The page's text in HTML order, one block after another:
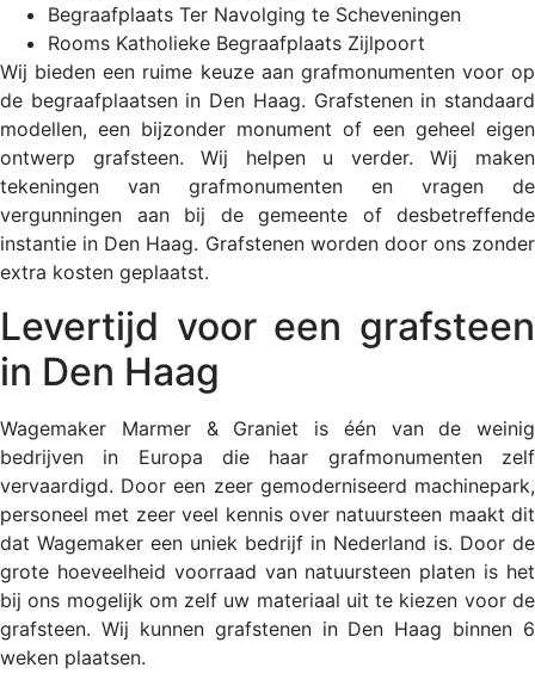
Begraafplaats Ter Navolging te Scheveningen
Rooms Katholieke Begraafplaats Zijlpoort
Wij bieden een ruime keuze aan grafmonumenten voor op
de begraafplaatsen in Den Haag. Grafstenen in standaard
modellen, een bijzonder monument of een geheel eigen
ontwerp grafsteen. Wij helpen u verder. Wij maken
tekeningen van grafmonumenten en vragen de
vergunningen aan bij de gemeente of desbetreffende
instantie in Den Haag. Grafstenen worden door ons zonder
extra kosten geplaatst.
Levertijd voor een grafsteen
in Den Haag
Wagemaker Marmer & Graniet is één van de weinig
bedrijven in Europa die haar grafmonumenten zelf
vervaardigd. Door een zeer gemoderniseerd machinepark,
personeel met zeer veel kennis over natuursteen maakt dit
dat Wagemaker een uniek bedrijf in Nederland is. Door de
grote hoeveelheid voorraad van natuursteen platen is het
bij ons mogelijk om zelf uw materiaal uit te kiezen voor de
grafsteen. Wij kunnen grafstenen in Den Haag binnen 6
weken plaatsen.